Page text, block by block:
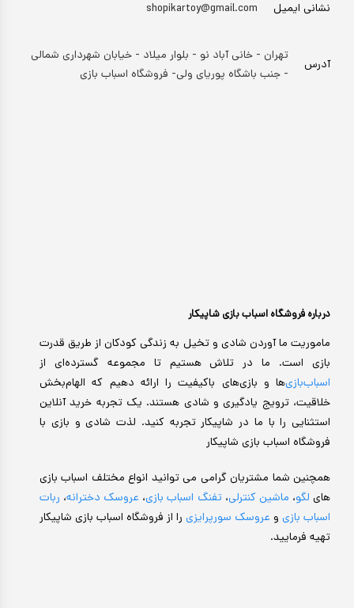
درباره فروشگاه اسباب بازی شاپیکار
ماموریت ما آوردن شادی و تخیل به زندگی کودکان از طریق قدرت
بازی است. ما در تلاش هستیم تا مجموعه گسترده‌ای از
اسباب‌بازی‌ها و بازی‌های باکیفیت را ارائه دهیم که الهام‌بخش
خلاقیت، ترویج یادگیری و شادی هستند. یک تجربه خرید آنلاین
استثنایی را با ما در شاپیکار تجربه کنید. لذت شادی و بازی با
فروشگاه اسباب بازی شاپیکار
همچنین شما مشتریان گرامی می توانید انواع مختلف اسباب بازی
های لگو، ماشین کنترلی،تفنگ اسباب بازی، عروسک دخترانه، ربات
اسباب بازی و عروسک سورپرایزی را از فروشگاه اسباب بازی شاپیکار
تهیه فرمایید.
نشانی ایمیل
shopikartoy@gmail.com
آدرس
تهران - خانی آباد نو - بلوار میلاد - خیابان شهرداری شمالی
- جنب باشگاه پوریای ولی- فروشگاه اسباب بازی